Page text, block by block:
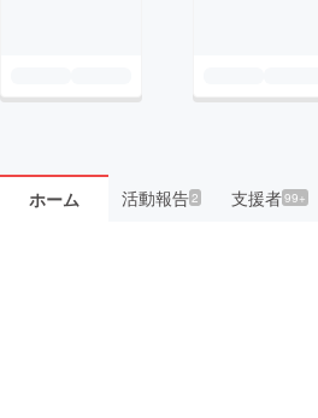
ホーム 活動報告2 支援者99+